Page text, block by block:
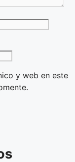
y web en este